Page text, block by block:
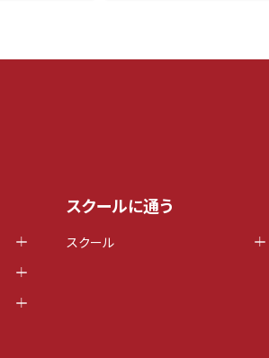
スクールに通う
スクール